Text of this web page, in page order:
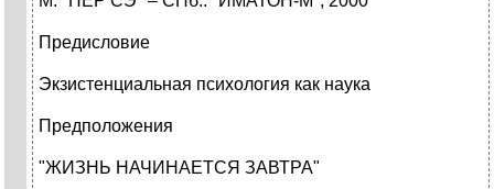
Предисловие
Экзистенциальная психология как наука
Предположения
"ЖИЗНЬ НАЧИНАЕТСЯ ЗАВТРА"